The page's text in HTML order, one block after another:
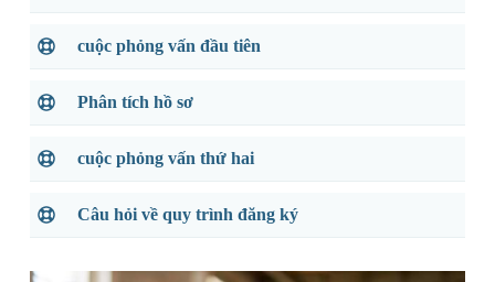
cuộc phỏng vấn đầu tiên
Phân tích hồ sơ
cuộc phỏng vấn thứ hai
Câu hỏi về quy trình đăng ký